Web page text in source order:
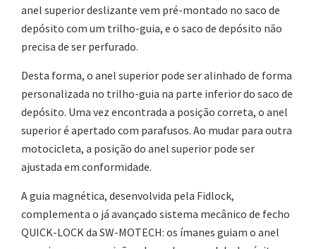
anel superior deslizante vem pré-montado no saco de
depósito com um trilho-guia, e o saco de depósito não
precisa de ser perfurado.
Desta forma, o anel superior pode ser alinhado de forma
personalizada no trilho-guia na parte inferior do saco de
depósito. Uma vez encontrada a posição correta, o anel
superior é apertado com parafusos. Ao mudar para outra
motocicleta, a posição do anel superior pode ser
ajustada em conformidade.
A guia magnética, desenvolvida pela Fidlock,
complementa o já avançado sistema mecânico de fecho
QUICK-LOCK da SW-MOTECH: os ímanes guiam o anel